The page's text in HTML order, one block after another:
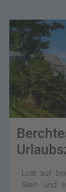
Lust auf
Seen und